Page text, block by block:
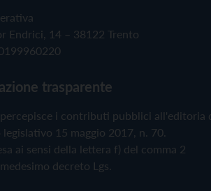
Endrici, 14 – 38122 Trento
trasparente
i contributi pubblici all'editoria
15 maggio 2017, n. 70.
ai sensi della lettera f) del comma 2
decreto Lgs.